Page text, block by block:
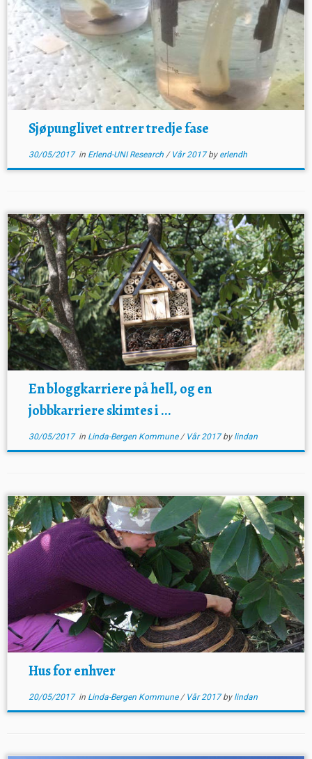
Sjøpunglivet entrer tredje fase
30/05/2017in Erlend-UNI Research / Vår 2017by erlendh
En bloggkarriere på hell, og en
jobbkarriere skimtes i ...
30/05/2017in Linda-Bergen Kommune/ Vår 2017by lindan
Hus for enhver
20/05/2017in Linda-Bergen Kommune/ Vår 2017by lindan